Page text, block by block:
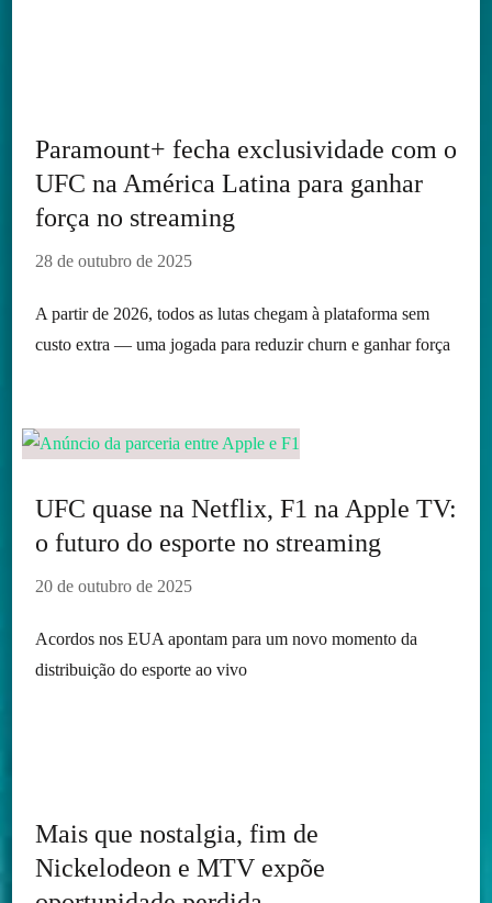
Paramount+ fecha exclusividade com o
UFC na América Latina para ganhar
força no streaming
28 de outubro de 2025
A partir de 2026, todos as lutas chegam à plataforma sem
custo extra — uma jogada para reduzir churn e ganhar força
UFC quase na Netflix, F1 na Apple TV:
o futuro do esporte no streaming
20 de outubro de 2025
Acordos nos EUA apontam para um novo momento da
distribuição do esporte ao vivo
Mais que nostalgia, fim de
Nickelodeon e MTV expõe